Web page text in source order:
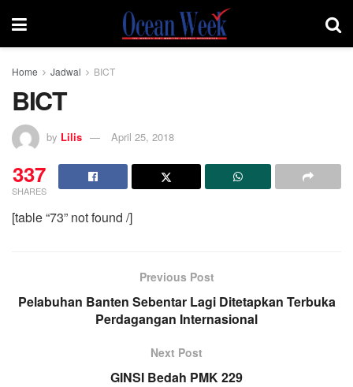
Home Jadwal BICT
BICT
by Lilis April 25, 2018
337
SHARES
[table “73” not found /]
Previous Post
Pelabuhan Banten Sebentar Lagi Ditetapkan Terbuka
Perdagangan Internasional
Next Post
GINSI Bedah PMK 229